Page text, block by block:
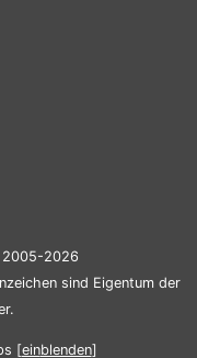
2026
sind Eigentum der
[einblenden]